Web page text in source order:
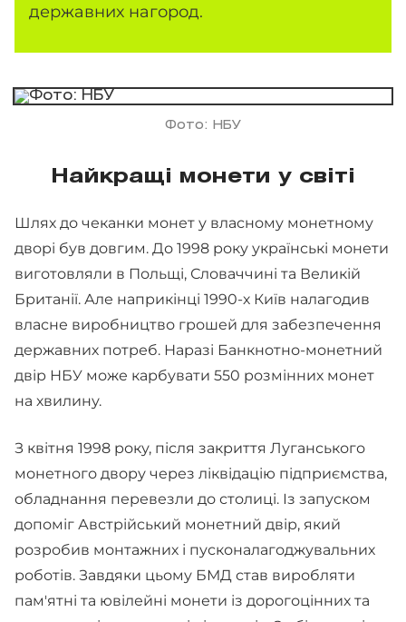
державних нагород.
Фото: НБУ
Найкращі монети у світі
Шлях до чеканки монет у власному монетному
дворі був довгим. До 1998 року українські монети
виготовляли в Польщі, Словаччині та Великій
Британії. Але наприкінці 1990-х Київ налагодив
власне виробництво грошей для забезпечення
державних потреб. Наразі Банкнотно-монетний
двір НБУ може карбувати 550 розмінних монет
на хвилину.
З квітня 1998 року, після закриття Луганського
монетного двору через ліквідацію підприємства,
обладнання перевезли до столиці. Із запуском
допоміг Австрійський монетний двір, який
розробив монтажних і пусконалагоджувальних
роботів. Завдяки цьому БМД став виробляти
пам'ятні та ювілейні монети із дорогоцінних та